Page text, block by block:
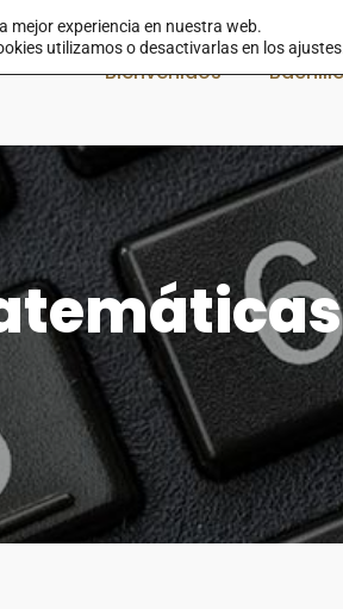
Bienvenidos
mejor experiencia en nuestra web.
utilizamos o desactivarlas en los